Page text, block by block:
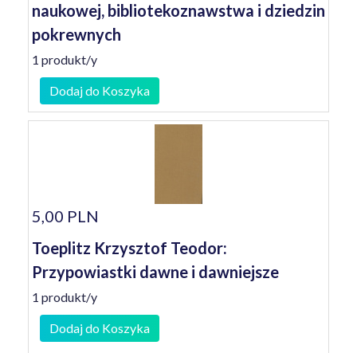
naukowej, bibliotekoznawstwa i dziedzin
pokrewnych
1 produkt/y
Dodaj do Koszyka
5,00 PLN
Toeplitz Krzysztof Teodor:
Przypowiastki dawne i dawniejsze
1 produkt/y
Dodaj do Koszyka